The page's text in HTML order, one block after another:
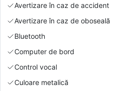
Avertizare în caz de accident
Avertizare în caz de oboseală
Bluetooth
Computer de bord
Control vocal
Culoare metalică